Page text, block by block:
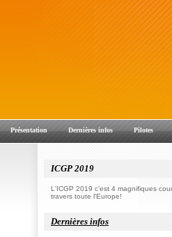
Présentation Dernières infos Pilotes
ICGP 2019
L'ICGP 2019 c'est 4 magnifiques
travers toute l'Europe!
Dernières infos